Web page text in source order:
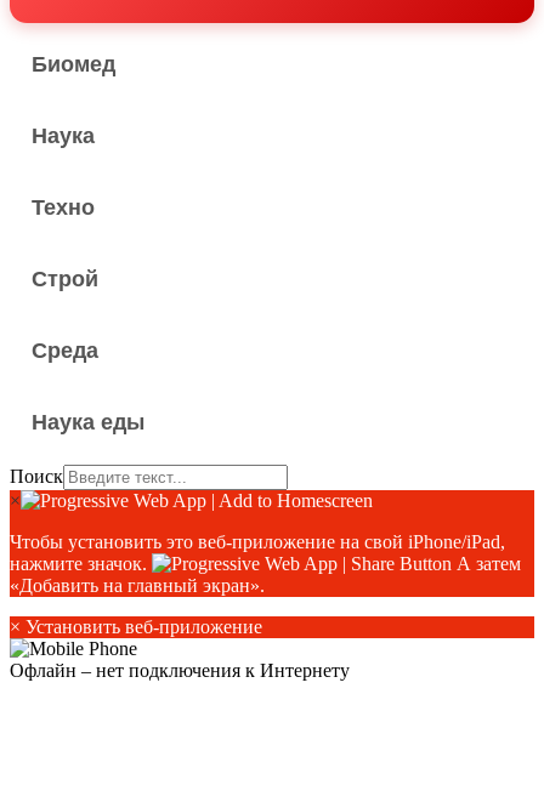
Биомед
Наука
Техно
Строй
Среда
Наука еды
Поиск
×
Чтобы установить это веб-приложение на свой iPhone/iPad,
нажмите значок.
А затем
«Добавить на главный экран».
× Установить веб-приложение
Офлайн – нет подключения к Интернету